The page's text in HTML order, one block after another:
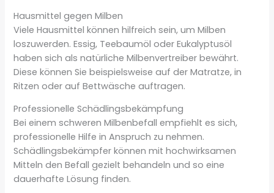
Hausmittel gegen Milben
Viele Hausmittel können hilfreich sein, um Milben
loszuwerden. Essig, Teebaumöl oder Eukalyptusöl
haben sich als natürliche Milbenvertreiber bewährt.
Diese können Sie beispielsweise auf der Matratze, in
Ritzen oder auf Bettwäsche auftragen.
Professionelle Schädlingsbekämpfung
Bei einem schweren Milbenbefall empfiehlt es sich,
professionelle Hilfe in Anspruch zu nehmen.
Schädlingsbekämpfer können mit hochwirksamen
Mitteln den Befall gezielt behandeln und so eine
dauerhafte Lösung finden.